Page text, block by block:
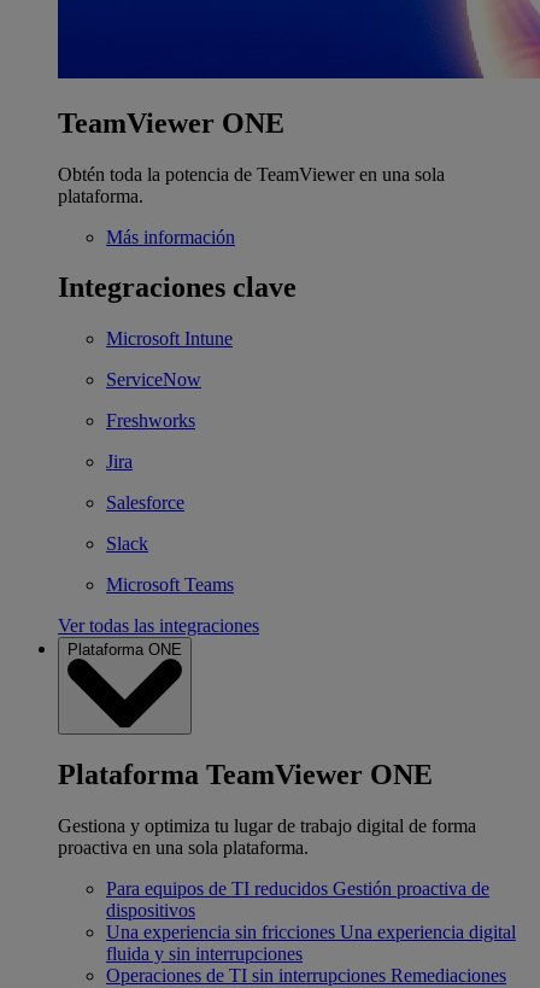
TeamViewer ONE
Obtén toda la potencia de TeamViewer en una sola
plataforma.
Más información
Integraciones clave
Microsoft Intune
ServiceNow
Freshworks
Jira
Salesforce
Slack
Microsoft Teams
Ver todas las integraciones
Plataforma ONE
Plataforma TeamViewer ONE
Gestiona y optimiza tu lugar de trabajo digital de forma
proactiva en una sola plataforma.
Para equipos de TI reducidos Gestión proactiva de
dispositivos
Una experiencia sin fricciones Una experiencia digital
fluida y sin interrupciones
Operaciones de TI sin interrupciones Remediaciones